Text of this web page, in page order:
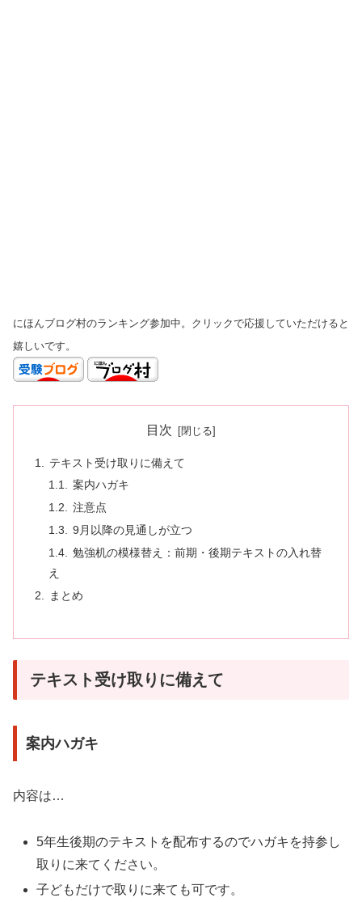
にほんブログ村のランキング参加中。クリックで応援していただけると
嬉しいです。
目次
テキスト受け取りに備えて
案内ハガキ
注意点
9月以降の見通しが立つ
勉強机の模様替え：前期・後期テキストの入れ替
え
まとめ
テキスト受け取りに備えて
案内ハガキ
内容は…
5年生後期のテキストを配布するのでハガキを持参し
取りに来てください。
子どもだけで取りに来ても可です。